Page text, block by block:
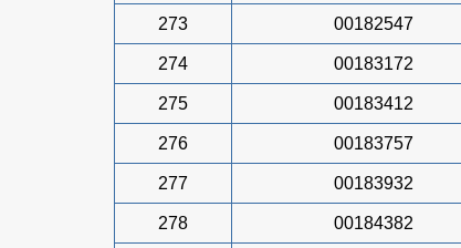
273 00182547
274 00183172
275 00183412
276 00183757
277 00183932
278 00184382